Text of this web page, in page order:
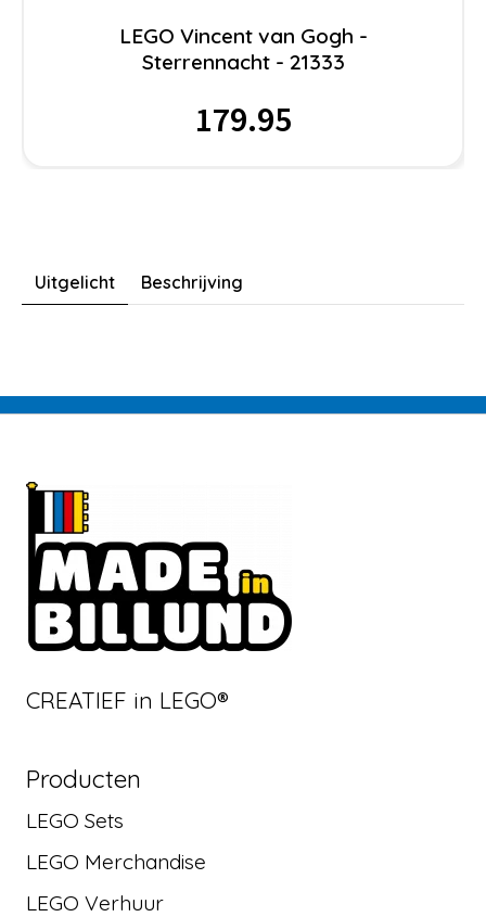
LEGO Vincent van Gogh -
Sterrennacht - 21333
179.95
Uitgelicht Beschrijving
CREATIEF in LEGO®
Producten
LEGO Sets
LEGO Merchandise
LEGO Verhuur